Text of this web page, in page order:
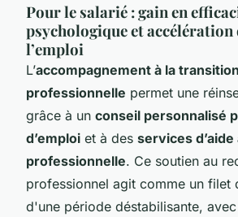
Pour le salarié : gain en
psychologique et
l’emploi
L’accompagnement à la transition
professionnelle permet une
grâce à un conseil personnalisé
d’emploi et à des services
professionnelle. Ce soutien au
professionnel agit comme un filet
d'une période déstabilisante,